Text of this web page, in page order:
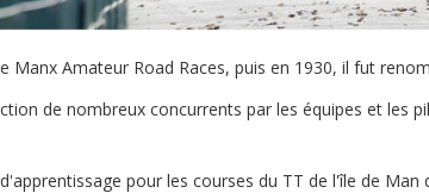
Amateur Road Races, puis en 1930, il fut
de nombreux concurrents par les équipes et les
pour les courses du TT de l'île de Man